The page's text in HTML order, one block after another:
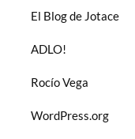
El Blog de Jotace
ADLO!
Rocío Vega
WordPress.org